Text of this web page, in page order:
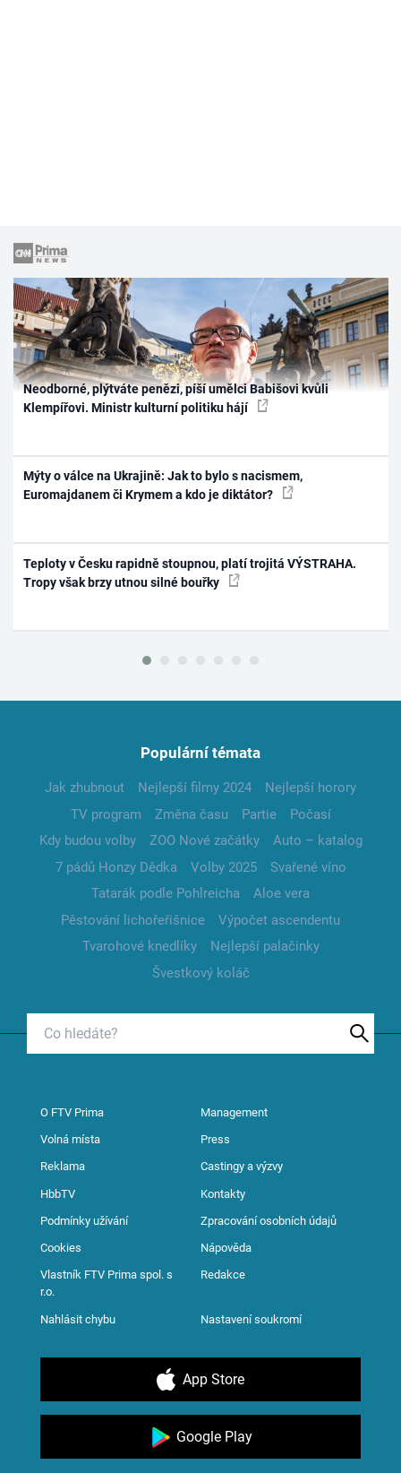
Neodborné, plýtváte penězi, píší umělci Babišovi kvůli
Klempířovi. Ministr kulturní politiku hájí
Mýty o válce na Ukrajině: Jak to bylo s nacismem,
Euromajdanem či Krymem a kdo je diktátor?
Teploty v Česku rapidně stoupnou, platí trojitá VÝSTRAHA.
Tropy však brzy utnou silné bouřky
Populární témata
Jak zhubnout Nejlepší filmy 2024
Nejlepší horory
TV program
Změna času Partie
Počasí
Kdy budou volby
ZOO Nové začátky
Auto – katalog
7 pádů Honzy Dědka
Volby 2025
Svařené víno
Tatarák podle Pohlreicha
Aloe vera
Pěstování lichořeřišnice
Výpočet ascendentu
Tvarohové knedlíky
Nejlepší palačinky
Švestkový koláč
O FTV Prima Management
Volná místa Press
Reklama Castingy a výzvy
HbbTV Kontakty
Podmínky užívání Zpracování osobních údajů
Cookies Nápověda
Vlastník FTV Prima spol. s
r.o.
Redakce
Nahlásit chybu Nastavení soukromí
App Store
Google Play